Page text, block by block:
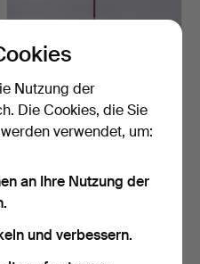
Tripod Stehlampe. Teak und
Messing, 1960er…
3 Tage
346 USD
Nutzung der
Die Cookies, die Sie
verwendet, um:
an Ihre Nutzung der
und verbessern.